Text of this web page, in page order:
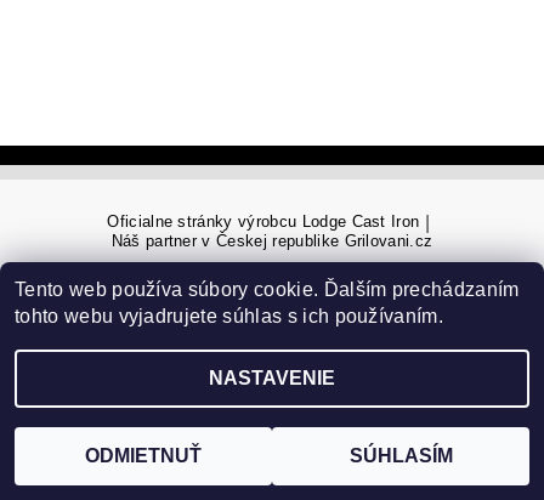
Oficialne stránky výrobcu Lodge Cast Iron
Náš partner v Českej republike Grilovani.cz
2026 ©panvicelodge.sk, všetky práva vyhradené Upraviť nastavenie cookies
Tento web používa súbory cookie. Ďalším prechádzaním
tohto webu vyjadrujete súhlas s ich používaním.
NASTAVENIE
ODMIETNUŤ SÚHLASÍM